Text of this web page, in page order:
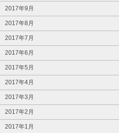
2017年9月
2017年8月
2017年7月
2017年6月
2017年5月
2017年4月
2017年3月
2017年2月
2017年1月